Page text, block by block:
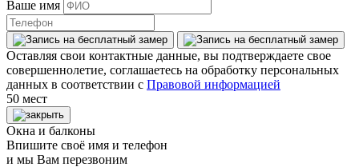
Ваше имя
Оставляя свои контактные данные, вы подтверждаете свое
совершеннолетие, соглашаетесь на обработку персональных
данных в соответствии с Правовой информацией
50 мест
Окна и балконы
Впишите своё имя и телефон
и мы Вам перезвоним